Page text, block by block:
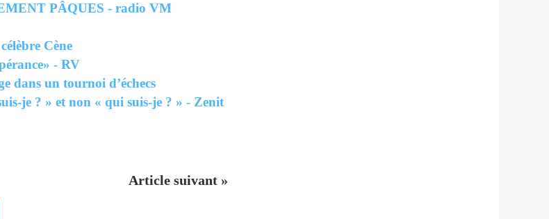
PÂQUES - radio VM
Cène
- RV
dans un tournoi d’échecs
je ? » et non « qui suis-je ? » - Zenit
Article suivant »